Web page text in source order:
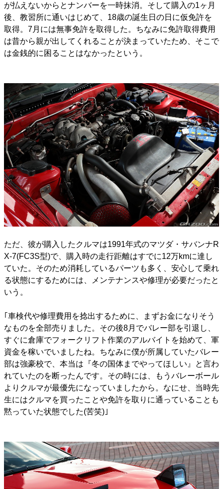
が払えないからとナンバーを一時抹消。そして購入の1ヶ月
後、教習所に通いはじめて、18歳の誕生日の日に仮免許を
取得。7月には無事免許を取得した。ちなみに免許取得費用
は昔から親が出してくれることが決まっていたため、そこで
は金銭的に困ることはなかったという。
ただ、彼が購入したクルマは1991年式のマツダ・サバンナR
X-7(FC3S型)で、購入時の走行距離はすでに12万kmに達し
ていた。そのため消耗しているパーツも多く、安心して乗れ
る状態にするためには、メンテナンスや修理が必要だったと
いう。
｢車検代や修理費用を捻出するために、まずお金になりそう
なものを全部売りました。その後8月でバレー部を引退し、
すぐに倉庫でフォークリフト作業のアルバイトを始めて、軍
資金を稼いでいましたね。ちなみに僕が所属していたバレー
部は強豪校で、本当は『冬の国体までやってほしい』と言わ
れていたのを断ったんです。その時には、もうバレーボール
よりクルマが最優先になっていましたから。なにせ、当時先
生にはクルマを買ったことや免許を取りに通っていることも
黙っていた状態でした(苦笑)｣